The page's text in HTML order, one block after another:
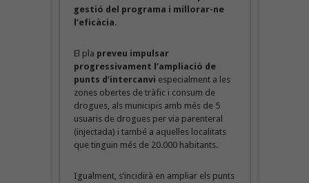
gestió del programa i millorar-ne
l’eficàcia.
El pla preveu impulsar
progressivament l’ampliació de
punts d’intercanvi especialment a les
zones obertes de tràfic i consum de
drogues, als municipis amb més de 5
usuaris de drogues per via parenteral
(injectada) i també a aquelles localitats
que tinguin més de 20.000 habitants.
Igualment, s’incidirà en ampliar els punts